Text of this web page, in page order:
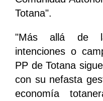
Totana".
"Más allá de
intenciones o
PP de Totana
con su nefasta
economía